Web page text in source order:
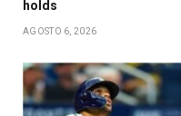
holds
AGOSTO 6, 2026